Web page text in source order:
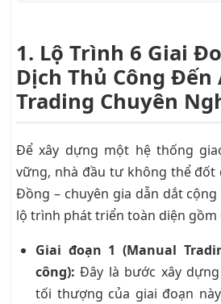
1. Lộ Trình 6 Giai
Dịch Thủ Công Đến
Trading Chuyên
Để xây dựng một hệ thống
vững, nhà đầu tư không thể đốt
Đồng – chuyên gia dẫn dắt
lộ trình phát triển toàn diện gồm
Giai đoạn 1 (Manual
công): Đây là bước xây
tối thượng của giai đoạn